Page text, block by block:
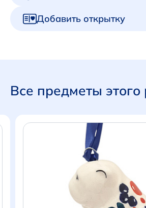
Добавить открытку
Все предметы этого